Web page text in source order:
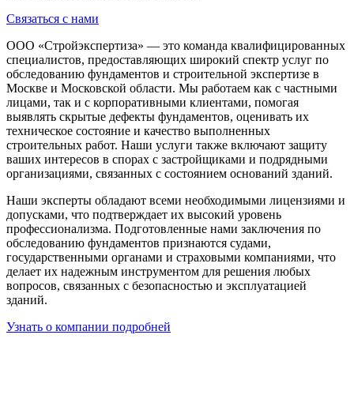
Связаться с нами
ООО «Стройэкспертиза» — это команда квалифицированных
специалистов, предоставляющих широкий спектр услуг по
обследованию фундаментов и строительной экспертизе в
Москве и Московской области. Мы работаем как с частными
лицами, так и с корпоративными клиентами, помогая
выявлять скрытые дефекты фундаментов, оценивать их
техническое состояние и качество выполненных
строительных работ. Наши услуги также включают защиту
ваших интересов в спорах с застройщиками и подрядными
организациями, связанных с состоянием оснований зданий.
Наши эксперты обладают всеми необходимыми лицензиями и
допусками, что подтверждает их высокий уровень
профессионализма. Подготовленные нами заключения по
обследованию фундаментов признаются судами,
государственными органами и страховыми компаниями, что
делает их надежным инструментом для решения любых
вопросов, связанных с безопасностью и эксплуатацией
зданий.
Узнать о компании подробней